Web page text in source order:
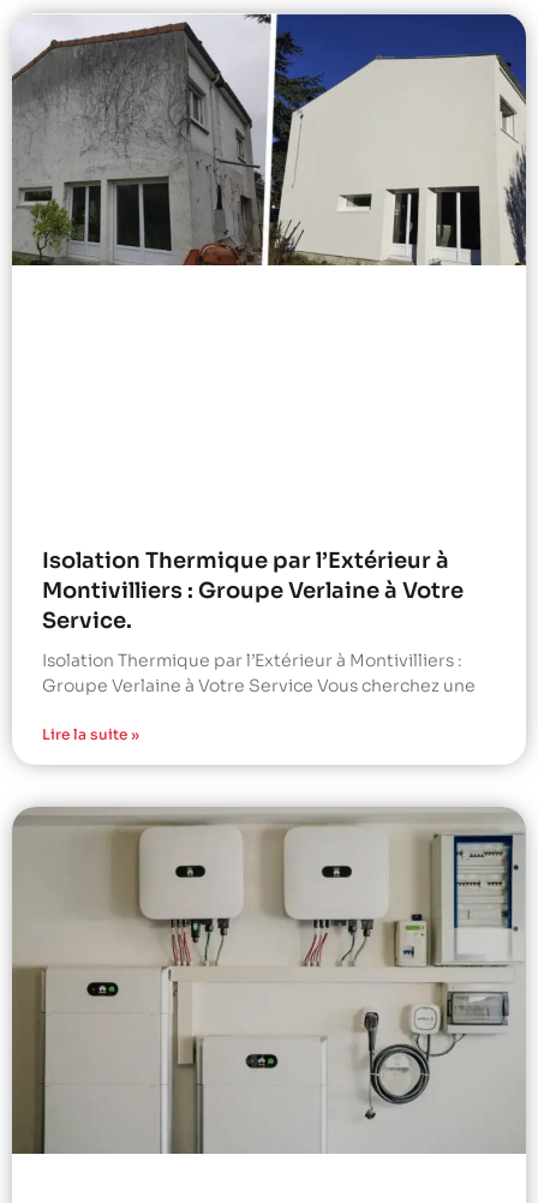
Isolation Thermique par l’Extérieur à
Montivilliers : Groupe Verlaine à Votre
Service.
Isolation Thermique par l’Extérieur à Montivilliers :
Groupe Verlaine à Votre Service Vous cherchez une
Lire la suite »